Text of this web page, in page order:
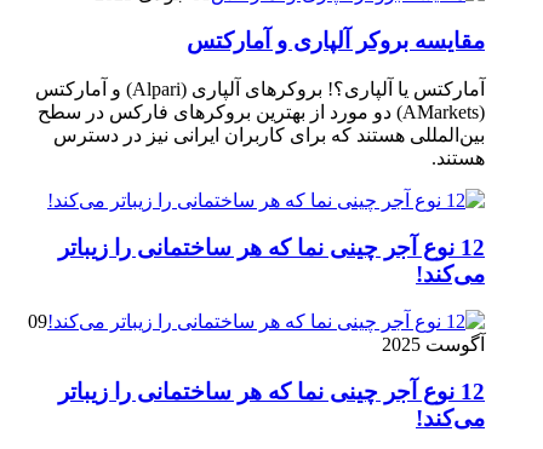
مقایسه بروکر آلپاری و آمارکتس
آمارکتس یا آلپاری؟! بروکرهای آلپاری (Alpari) و آمارکتس
(AMarkets) دو مورد از بهترین بروکرهای فارکس در سطح
بین‌المللی هستند که برای کاربران ایرانی نیز در دسترس
هستند.
12 نوع آجر چینی نما که هر ساختمانی را زیباتر
می‌کند!
09
آگوست 2025
12 نوع آجر چینی نما که هر ساختمانی را زیباتر
می‌کند!